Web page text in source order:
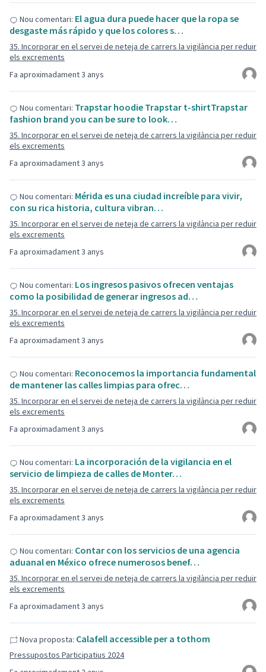
Fa aproximadament 3 anys
Nou comentari: El agua dura puede hacer que la ropa se
desgaste más rápido y que los colores s…
35. Incorporar en el servei de neteja de carrers la vigilància per reduir
els excrements
Fa aproximadament 3 anys
Nou comentari: Trapstar hoodie Trapstar t-shirtTrapstar
fashion brand you can be sure to look…
35. Incorporar en el servei de neteja de carrers la vigilància per reduir
els excrements
Fa aproximadament 3 anys
Nou comentari: Mérida es una ciudad increíble para vivir,
con su rica historia, cultura vibran…
35. Incorporar en el servei de neteja de carrers la vigilància per reduir
els excrements
Fa aproximadament 3 anys
Nou comentari: Los ingresos pasivos ofrecen ventajas
como la posibilidad de generar ingresos ad…
35. Incorporar en el servei de neteja de carrers la vigilància per reduir
els excrements
Fa aproximadament 3 anys
Nou comentari: Reconocemos la importancia fundamental
de mantener las calles limpias para ofrec…
35. Incorporar en el servei de neteja de carrers la vigilància per reduir
els excrements
Fa aproximadament 3 anys
Nou comentari: La incorporación de la vigilancia en el
servicio de limpieza de calles de Monter…
35. Incorporar en el servei de neteja de carrers la vigilància per reduir
els excrements
Fa aproximadament 3 anys
Nou comentari: Contar con los servicios de una agencia
aduanal en México ofrece numerosos benef…
35. Incorporar en el servei de neteja de carrers la vigilància per reduir
els excrements
Nova proposta: Calafell accessible per a tothom
Pressupostos Participatius 2024